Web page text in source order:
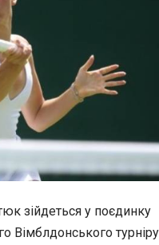
зійдеться у поєдинку
Вімблдонського турніру